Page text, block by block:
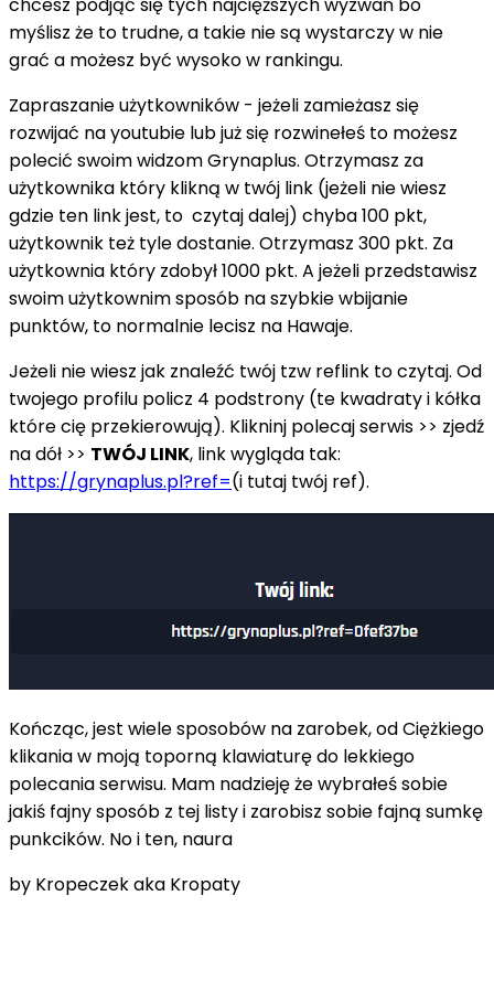
myślisz że to trudne, a takie nie są wystarczy w nie
grać a możesz być wysoko w rankingu.
Zapraszanie użytkowników - jeżeli zamieżasz się
rozwijać na youtubie lub już się rozwinełeś to możesz
polecić swoim widzom Grynaplus. Otrzymasz za
użytkownika który klikną w twój link (jeżeli nie wiesz
gdzie ten link jest, to czytaj dalej) chyba 100 pkt,
użytkownik też tyle dostanie. Otrzymasz 300 pkt. Za
użytkownia który zdobył 1000 pkt. A jeżeli przedstawisz
swoim użytkownim sposób na szybkie wbijanie
punktów, to normalnie lecisz na Hawaje.
Jeżeli nie wiesz jak znaleźć twój tzw reflink to czytaj. Od
twojego profilu policz 4 podstrony (te kwadraty i kółka
które cię przekierowują). Klikninj polecaj serwis >> zjedź
na dół >> TWÓJ LINK, link wygląda tak:
https://grynaplus.pl?ref=(i tutaj twój ref).
Kończąc, jest wiele sposobów na zarobek, od Ciężkiego
klikania w moją toporną klawiaturę do lekkiego
polecania serwisu. Mam nadzieję że wybrałeś sobie
jakiś fajny sposób z tej listy i zarobisz sobie fajną sumkę
punkcików. No i ten, naura
by Kropeczek aka Kropaty